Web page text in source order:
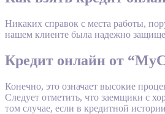
Никаких справок с места работы,
нашем клиенте была надежно
Кредит онлайн от
Конечно, это означает высокие
Следует отметить, что заемщики с
том случае, если в кредитной